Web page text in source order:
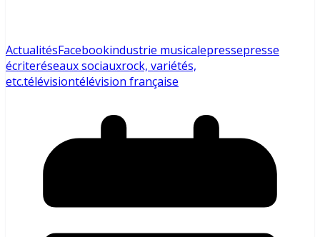
ActualitésFacebookindustrie musicalepressepresse
écriteréseaux sociauxrock, variétés,
etc.télévisiontélévision française